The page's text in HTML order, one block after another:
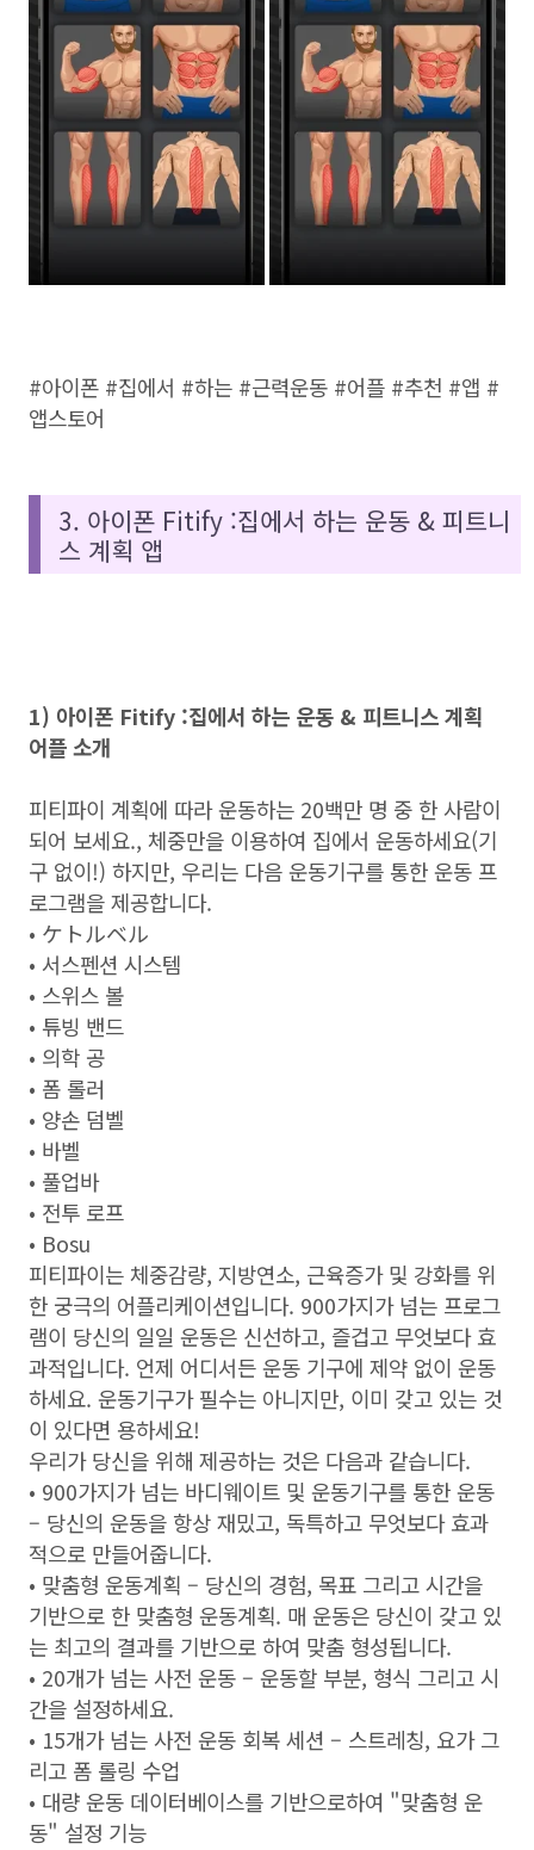
#아이폰 #집에서 #하는 #근력운동 #어플 #추천 #앱 #
앱스토어
3. 아이폰 Fitify :집에서 하는 운동 & 피트니
스 계획 앱
1) 아이폰 Fitify :집에서 하는 운동 & 피트니스 계획
어플 소개
피티파이 계획에 따라 운동하는 20백만 명 중 한 사람이
되어 보세요., 체중만을 이용하여 집에서 운동하세요(기
구 없이!) 하지만, 우리는 다음 운동기구를 통한 운동 프
로그램을 제공합니다.
• ケトルベル
• 서스펜션 시스템
• 스위스 볼
• 튜빙 밴드
• 의학 공
• 폼 롤러
• 양손 덤벨
• 바벨
• 풀업바
• 전투 로프
• Bosu
피티파이는 체중감량, 지방연소, 근육증가 및 강화를 위
한 궁극의 어플리케이션입니다. 900가지가 넘는 프로그
램이 당신의 일일 운동은 신선하고, 즐겁고 무엇보다 효
과적입니다. 언제 어디서든 운동 기구에 제약 없이 운동
하세요. 운동기구가 필수는 아니지만, 이미 갖고 있는 것
이 있다면 용하세요!
우리가 당신을 위해 제공하는 것은 다음과 같습니다.
• 900가지가 넘는 바디웨이트 및 운동기구를 통한 운동
– 당신의 운동을 항상 재밌고, 독특하고 무엇보다 효과
적으로 만들어줍니다.
• 맞춤형 운동계획 – 당신의 경험, 목표 그리고 시간을
기반으로 한 맞춤형 운동계획. 매 운동은 당신이 갖고 있
는 최고의 결과를 기반으로 하여 맞춤 형성됩니다.
• 20개가 넘는 사전 운동 – 운동할 부분, 형식 그리고 시
간을 설정하세요.
• 15개가 넘는 사전 운동 회복 세션 – 스트레칭, 요가 그
리고 폼 롤링 수업
• 대량 운동 데이터베이스를 기반으로하여 "맞춤형 운
동" 설정 기능